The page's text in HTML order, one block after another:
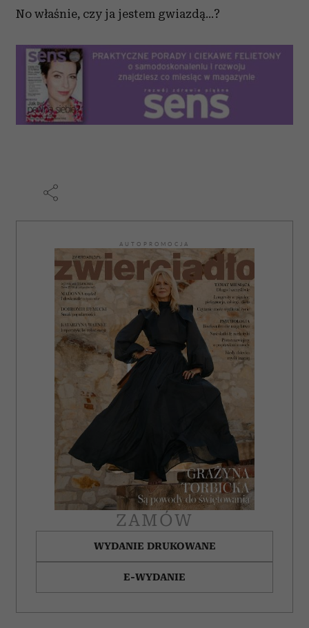
No właśnie, czy ja jestem gwiazdą…?
AUTOPROMOCJA
ZAMÓW
WYDANIE DRUKOWANE
E-WYDANIE